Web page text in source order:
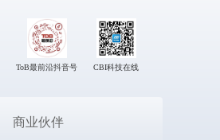
ToB最前沿抖音号 CBI科技在线
商业伙伴